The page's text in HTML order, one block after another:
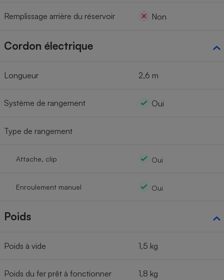
Remplissage arrière du réservoir Non
Cordon électrique
Longueur 2,6 m
Système de rangement Oui
Type de rangement
Attache, clip Oui
Enroulement manuel Oui
Poids
Poids à vide 1,5 kg
Poids du fer prêt à fonctionner 1,8 kg